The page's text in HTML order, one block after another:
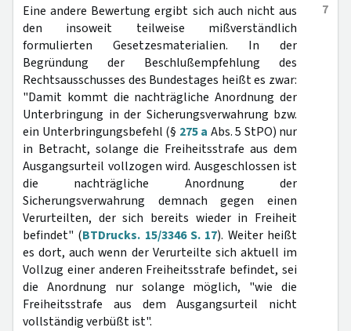
7
Eine andere Bewertung ergibt sich auch nicht aus
den insoweit teilweise mißverständlich
formulierten Gesetzesmaterialien. In der
Begründung der Beschlußempfehlung des
Rechtsausschusses des Bundestages heißt es zwar:
"Damit kommt die nachträgliche Anordnung der
Unterbringung in der Sicherungsverwahrung bzw.
ein Unterbringungsbefehl (§ 275 a Abs. 5 StPO) nur
in Betracht, solange die Freiheitsstrafe aus dem
Ausgangsurteil vollzogen wird. Ausgeschlossen ist
die nachträgliche Anordnung der
Sicherungsverwahrung demnach gegen einen
Verurteilten, der sich bereits wieder in Freiheit
befindet" (BTDrucks. 15/3346 S. 17). Weiter heißt
es dort, auch wenn der Verurteilte sich aktuell im
Vollzug einer anderen Freiheitsstrafe befindet, sei
die Anordnung nur solange möglich, "wie die
Freiheitsstrafe aus dem Ausgangsurteil nicht
vollständig verbüßt ist".